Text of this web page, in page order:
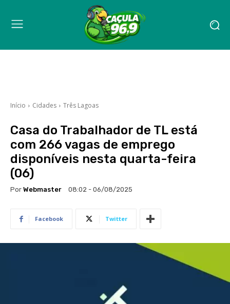
Início Cidades Três Lagoas
Casa do Trabalhador de TL está
com 266 vagas de emprego
disponíveis nesta quarta-feira
(06)
Por Webmaster 08:02 - 06/08/2025
Facebook Twitter